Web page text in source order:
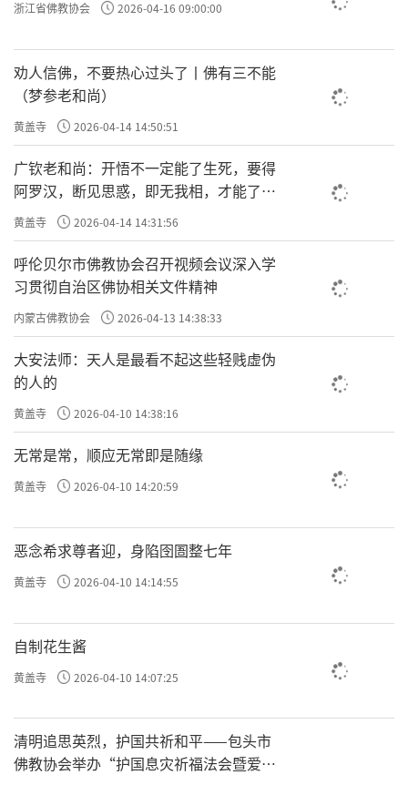
掉。就像修四禅
，“离生喜乐、定生喜乐、离喜
妙乐、舍念清净”，都是一层一层地把前面的好感
觉给舍掉，最后才能平等地安住在境上。
七、降伏住：「次于后时所有已生未生重障烦恼
为降伏故，名降伏住。」
到了这一步，已经能把烦恼给伏下去了。
内心的“五盖 ”（贪、嗔、昏睡、掉悔、
疑）、“八随烦恼”（掉举、昏沉、不信、懈怠、放
逸、失念、散乱、不正知）都能被压住。
前面的“调柔住”，只是对外界的欲望没了兴趣；到
这里，连内在的这些烦恼念头，也都被压下去，
不让它起来了。
所以说“定能伏惑”，就是这个道理。
八、功用
随转一缘而住，名为功用住。」
这时候，还需要用一点点力，把那些最细微的昏
沉和散乱都给对治掉。
浙江省佛教协会 2026-04-16 09:00:00
劝人信佛，不要热心过头了丨佛有三不能
（梦参老和尚）
黄盖寺 2026-04-14 14:50:51
广钦老和尚：开悟不一定能了生死，要得
阿罗汉，断见思惑，即无我相，才能了生
死
黄盖寺 2026-04-14 14:31:56
呼伦贝尔市佛教协会召开视频会议深入学
习贯彻自治区佛协相关文件精神
内蒙古佛教协会 2026-04-13 14:38:33
大安法师：天人是最看不起这些轻贱虚伪
的人的
黄盖寺 2026-04-10 14:38:16
无常是常，顺应无常即是随缘
黄盖寺 2026-04-10 14:20:59
恶念希求尊者迎，身陷囹圄整七年
黄盖寺 2026-04-10 14:14:55
自制花生酱
黄盖寺 2026-04-10 14:07:25
清明追思英烈，护国共祈和平——包头市
佛教协会举办“护国息灾祈福法会暨爱国